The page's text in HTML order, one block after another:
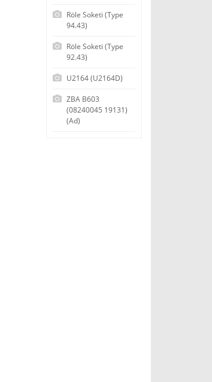
Röle Soketi (Type
94.43)
Röle Soketi (Type
92.43)
U2164 (U2164D)
ZBA B603
(08240045 19131)
(Ad)